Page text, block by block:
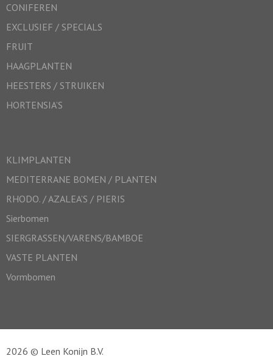
CONIFEREN
EXCLUSIEF / SPECIALS
FRUIT
HAAGPLANTEN
HEESTERS / STRUIKEN
HORTENSIA’S
KLIMPLANTEN
MEDITERRANE BOMEN / PLANTEN
RHODO. / AZALEA’S / PIERIS
Sierbomen
SIERGRASSEN/VARENS/BAMBOE
VASTE PLANTEN
Vormbomen
2026 © Leen Konijn B.V.